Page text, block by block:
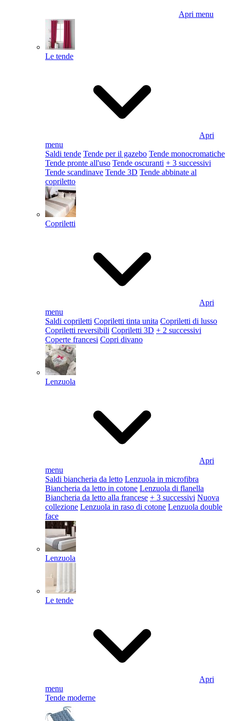
Apri menu
Le tende
Apri
menu
Saldi tende Tende per il gazebo Tende monocromatiche
Tende pronte all'uso Tende oscuranti + 3 successivi
Tende scandinave Tende 3D Tende abbinate al
copriletto
Copriletti
Apri
menu
Saldi copriletti Copriletti tinta unita Copriletti di lusso
Copriletti reversibili Copriletti 3D + 2 successivi
Coperte francesi Copri divano
Lenzuola
Apri
menu
Saldi biancheria da letto Lenzuola in microfibra
Biancheria da letto in cotone Lenzuola di flanella
Biancheria da letto alla francese + 3 successivi Nuova
collezione Lenzuola in raso di cotone Lenzuola double
face
Lenzuola
Le tende
Apri
menu
Tende moderne